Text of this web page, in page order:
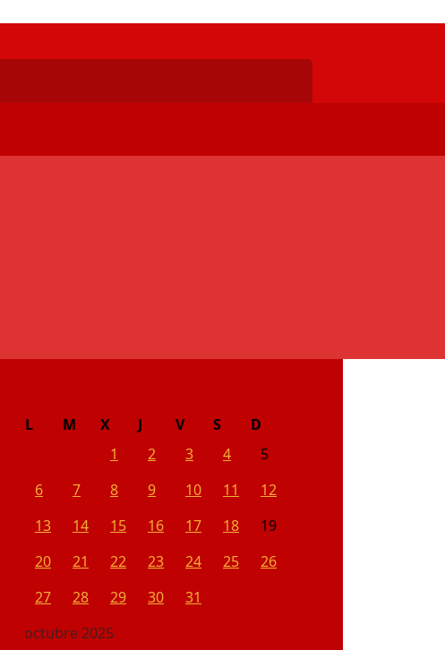
octubre 2025
L M X J V S
D
1
2 3 4
5
6
7 8 9 10 11
12
13
14 15 16 17 18
19
20
21 22 23 24 25
26
27
28 29 30 31